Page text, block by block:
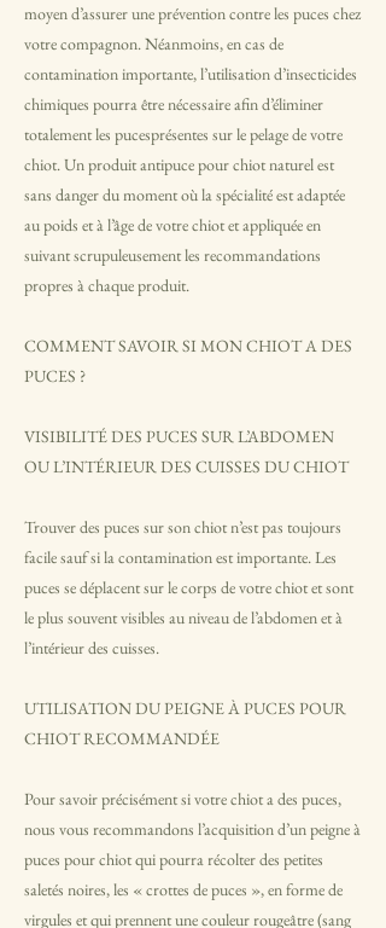
moyen d’assurer une prévention contre les puces chez
votre compagnon. Néanmoins, en cas de
contamination importante, l’utilisation d’insecticides
chimiques pourra être nécessaire afin d’éliminer
totalement les pucesprésentes sur le pelage de votre
chiot. Un produit antipuce pour chiot naturel est
sans danger du moment où la spécialité est adaptée
au poids et à l’âge de votre chiot et appliquée en
suivant scrupuleusement les recommandations
propres à chaque produit.
COMMENT SAVOIR SI MON CHIOT A DES
PUCES ?
VISIBILITÉ DES PUCES SUR L’ABDOMEN
OU L’INTÉRIEUR DES CUISSES DU CHIOT
Trouver des puces sur son chiot n’est pas toujours
facile sauf si la contamination est importante. Les
puces se déplacent sur le corps de votre chiot et sont
le plus souvent visibles au niveau de l’abdomen et à
l’intérieur des cuisses.
UTILISATION DU PEIGNE À PUCES POUR
CHIOT RECOMMANDÉE
Pour savoir précisément si votre chiot a des puces,
nous vous recommandons l’acquisition d’un peigne à
puces pour chiot qui pourra récolter des petites
saletés noires, les « crottes de puces », en forme de
virgules et qui prennent une couleur rougeâtre (sang